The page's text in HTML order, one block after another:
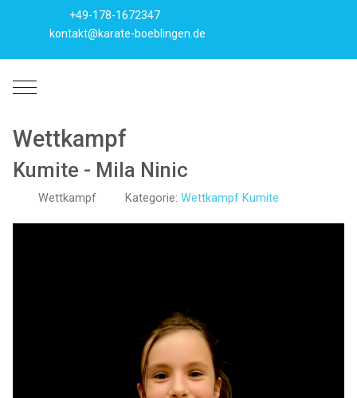
+49-178-1672347
kontakt@karate-boeblingen.de
Mobile Menu Toggle
Wettkampf
Kumite - Mila Ninic
Wettkampf Kategorie:Wettkampf Kumite